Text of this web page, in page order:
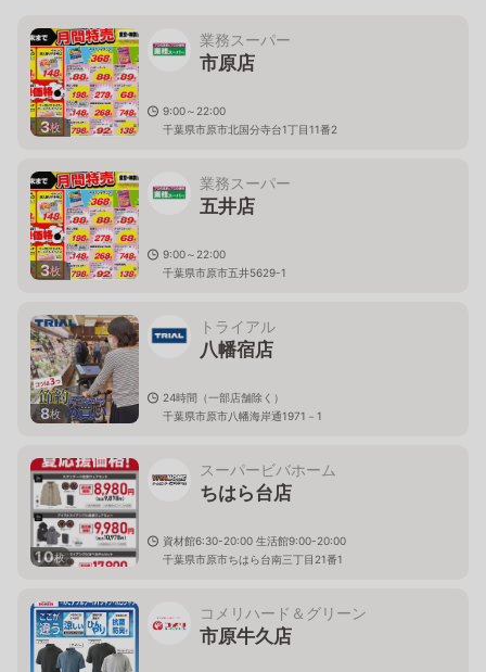
3枚
業務スーパー
市原店
9:00～22:00
千葉県市原市北国分寺台1丁目11番2
3枚
業務スーパー
五井店
9:00～22:00
千葉県市原市五井5629-1
8枚
トライアル
八幡宿店
24時間（一部店舗除く）
千葉県市原市八幡海岸通1971－1
10枚
スーパービバホーム
ちはら台店
資材館6:30-20:00 生活館9:00-20:00
千葉県市原市ちはら台南三丁目21番1
コメリハード＆グリーン
市原牛久店